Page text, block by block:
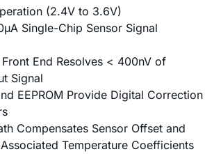
(2.4V to 3.6V)
Single-Chip Sensor Signal
End Resolves < 400nV of
Signal
EEPROM Provide Digital Correction
Compensates Sensor Offset and
Temperature Coefficients